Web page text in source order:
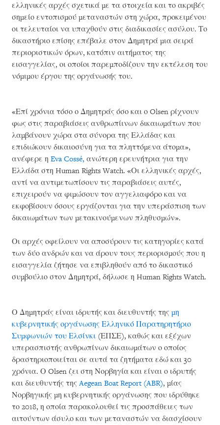
ελληνικές αρχές σχετικά με τα στοιχεία και το ακριβές
σημείο εντοπισμού μεταναστών στη χώρα, προκειμένου
οι τελευταίοι να υπαχθούν στις διαδικασίες ασύλου. Το
δικαστήριο επίσης επέβαλε στον Δημητρά μια σειρά
περιοριστικών όρων, κατόπιν αιτήματος της
εισαγγελίας, οι οποίοι παρεμποδίζουν την εκτέλεση του
νόμιμου έργου της οργάνωσής του.
«Επί χρόνια τόσο ο Δημητράς όσο και ο Olsen ρίχνουν
φως στις παραβιάσεις ανθρωπίινων δικαιωμάτων που
λαμβάνουν χώρα στα σύνορα της Ελλάδας και
επιδιώκουν δικαιοσύνη για τα πληττόμενα άτομα»,
ανέφερε η Eva Cossé, ανώτερη ερευνήτρια για την
Ελλάδα στη Human Rights Watch. «Οι ελληνικές αρχές,
αντί να αντιμετωπίσουν τις παραβιάσεις αυτές,
επιχειρούν να φιμώσουν τον αγγελιαφόρο και να
εκφοβίσουν όσους εργάζονται για την υπεράσπιση των
δικαιωμάτων των μετακινούμενων πληθυσμών».
Οι αρχές οφείλουν να αποσύρουν τις κατηγορίες κατά
των δύο ανδρών και να άρουν τους περιορισμούς που η
εισαγγελία ζήτησε να επιβληθούν από το δικαστικό
συμβούλιο στον Δημητρά, δήλωσε η Human Rights Watch.
Ο Δημητράς είναι ιδρυτής και διευθυντής της μη
κυβερνητικής οργάνωσης Ελληνικό Παρατηρητήριο
Συμφωνιών του Ελσίνκι (ΕΠΣΕ), καθώς και εξέχων
υπερασπιστής ανθρωπίνων δικαιωμάτων ο οποίος
δραστηριοποιείται σε αυτά τα ζητήματα εδώ και 30
χρόνια. Ο Olsen ζει στη Νορβηγία και είναι ο ιδρυτής
και διευθυντής τηςAegean Boat Report (ABR), μίας
Νορβηγικής μη κυβερνητικής οργάνωσης που ιδρύθηκε
το 2018, η οποία παρακολουθεί τις προσπάθειες των
αιτούντων άσυλο και των μεταναστών να διασχίσουν